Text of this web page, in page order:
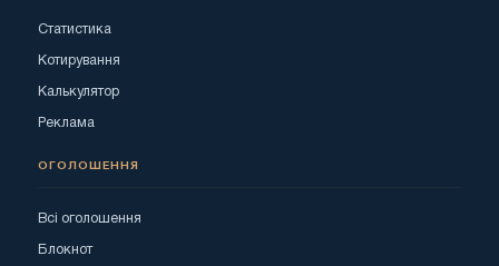
Статистика
Котирування
Калькулятор
Реклама
ОГОЛОШЕННЯ
Всі оголошення
Блокнот